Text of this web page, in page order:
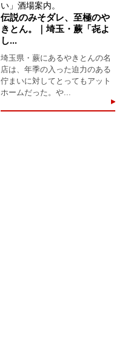
い」酒場案内。
伝説のみそダレ、至極のや
きとん。｜埼玉・蕨「㐂よ
し...
埼玉県・蕨にあるやきとんの名
店は、年季の入った迫力のある
佇まいに対してとってもアット
ホームだった。や...